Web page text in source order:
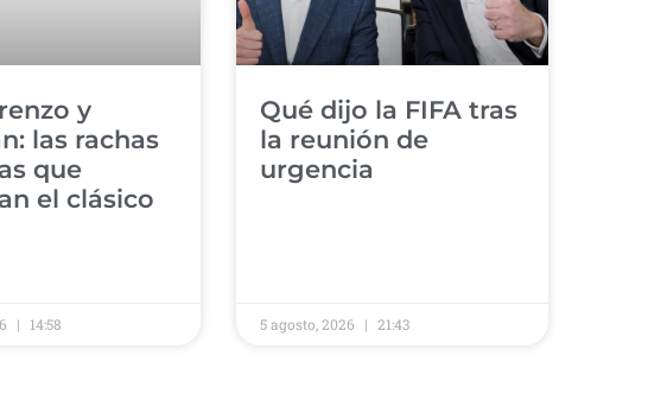
y
las rachas
que
el clásico
14:58
​Qué dijo la FIFA tras
la reunión de
urgencia
5 agosto, 2026 21:43